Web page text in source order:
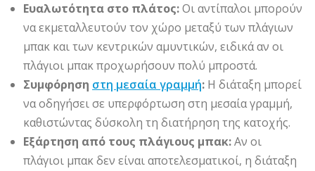
Ευαλωτότητα στο πλάτος:Οι αντίπαλοι μπορούν
να εκμεταλλευτούν τον χώρο μεταξύ των πλάγιων
μπακ και των κεντρικών αμυντικών, ειδικά αν οι
πλάγιοι μπακ προχωρήσουν πολύ μπροστά.
Συμφόρηση στη μεσαία γραμμή: Η διάταξη μπορεί
να οδηγήσει σε υπερφόρτωση στη μεσαία γραμμή,
καθιστώντας δύσκολη τη διατήρηση της κατοχής.
Εξάρτηση από τους πλάγιους μπακ:Αν οι
πλάγιοι μπακ δεν είναι αποτελεσματικοί, η διάταξη